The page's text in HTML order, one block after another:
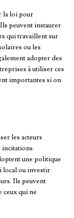
la loi pour
peuvent instaurer
qui travaillent sur
ou les
adopter des
à utiliser ces
importantes si on
les acteurs
incitations
une politique
local ou investir
Ils peuvent
ceux qui ne